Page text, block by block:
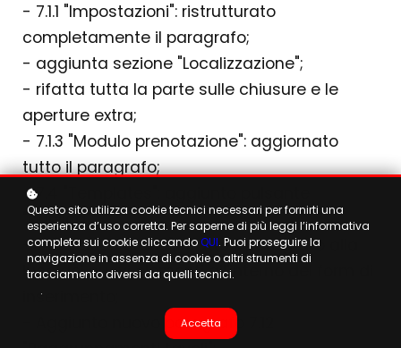
- 7.1.1 "Impostazioni": ristrutturato
completamente il paragrafo;
- aggiunta sezione "Localizzazione";
- rifatta tutta la parte sulle chiusure e le
aperture extra;
- 7.1.3 "Modulo prenotazione": aggiornato
tutto il paragrafo;
- 7.4 "Templates": aggiunto pulsante
"Duplica";
- 7.10 "Fasce orarie": rifatto il paragrafo alla
luce dei nuovi elementi all'interno del form di
inserimento;
- Aggiunto nuovo paragrafo 7.12
Questo sito utilizza cookie tecnici necessari per fornirti una
esperienza d’uso corretta. Per saperne di più leggi l’informativa
completa sui cookie cliccando QUI. Puoi proseguire la
navigazione in assenza di cookie o altri strumenti di
tracciamento diversi da quelli tecnici.
.
Accetta